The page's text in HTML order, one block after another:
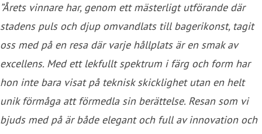
”Årets vinnare har, genom ett mästerligt utförande där
stadens puls och djup omvandlats till bagerikonst, tagit
oss med på en resa där varje hållplats är en smak av
excellens. Med ett lekfullt spektrum i färg och form har
hon inte bara visat på teknisk skicklighet utan en helt
unik förmåga att förmedla sin berättelse. Resan som vi
bjuds med på är både elegant och full av innovation och